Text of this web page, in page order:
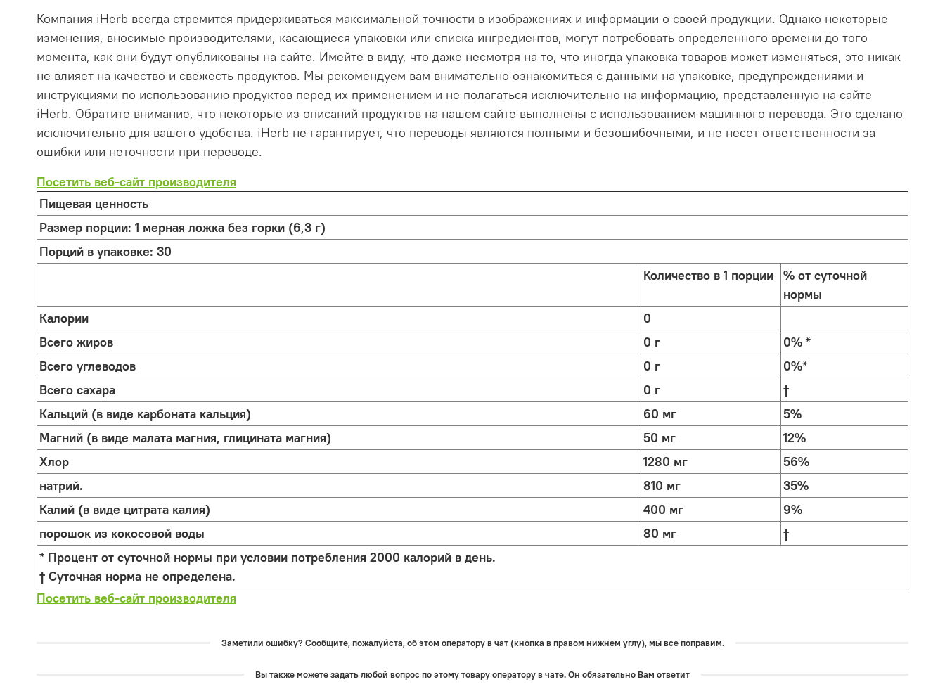
Компания iHerb всегда стремится придерживаться максимальной точности в изображениях и информации о своей продукции. Однако некоторые
изменения, вносимые производителями, касающиеся упаковки или списка ингредиентов, могут потребовать определенного времени до того
момента, как они будут опубликованы на сайте. Имейте в виду, что даже несмотря на то, что иногда упаковка товаров может изменяться, это никак
не влияет на качество и свежесть продуктов. Мы рекомендуем вам внимательно ознакомиться с данными на упаковке, предупреждениями и
инструкциями по использованию продуктов перед их применением и не полагаться исключительно на информацию, представленную на сайте
iHerb. Обратите внимание, что некоторые из описаний продуктов на нашем сайте выполнены с использованием машинного перевода. Это сделано
исключительно для вашего удобства. iHerb не гарантирует, что переводы являются полными и безошибочными, и не несет ответственности за
ошибки или неточности при переводе.
Посетить веб-сайт производителя
Пищевая ценность
Размер порции: 1 мерная ложка без горки (6,3 г)
Порций в упаковке: 30
Количество в 1 порции
% от суточной
нормы
Калории
0
Всего жиров
0 г
0% *
Всего углеводов
0 г
0%*
Всего сахара
0 г
†
Кальций (в виде карбоната кальция)
60 мг
5%
Магний (в виде малата магния, глицината магния)
50 мг
12%
Хлор
1280 мг
56%
натрий.
810 мг
35%
Калий (в виде цитрата калия)
400 мг
9%
порошок из кокосовой воды
80 мг
†
* Процент от суточной нормы при условии потребления 2000 калорий в день.
† Суточная норма не определена.
Посетить веб-сайт производителя
Заметили ошибку? Сообщите, пожалуйста, об этом оператору в чат (кнопка в правом нижнем углу), мы все поправим.
Вы также можете задать любой вопрос по этому товару оператору в чате. Он обязательно Вам ответит